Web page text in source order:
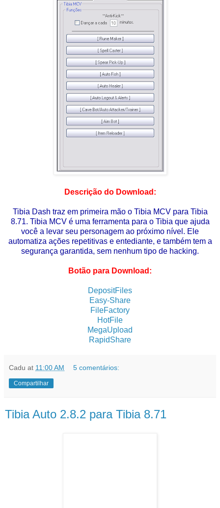
Descrição do Download:
Tibia Dash traz em primeira mão o Tibia MCV para Tibia
8.71. Tibia MCV é uma ferramenta para o Tibia que ajuda
você a levar seu personagem ao próximo nível. Ele
automatiza ações repetitivas e entediante, e também tem a
segurança garantida, sem nenhum tipo de hacking.
Botão para Download:
DepositFiles
Easy-Share
FileFactory
HotFile
MegaUpload
RapidShare
Cadu at 11:00 AM 5 comentários:
Compartilhar
Tibia Auto 2.8.2 para Tibia 8.71